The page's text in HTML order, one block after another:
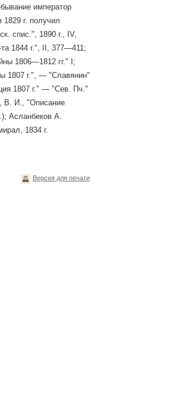
император
г. получил
спис.", 1890 г., IV,
1844 г.", II, 377—411;
1806—1812 гг." I;
1807 г.", — "Славянин"
1807 г." — "Сев. Пч."
В. И., "Описание
Асланбеков А.
1834 г.
Версия для печати